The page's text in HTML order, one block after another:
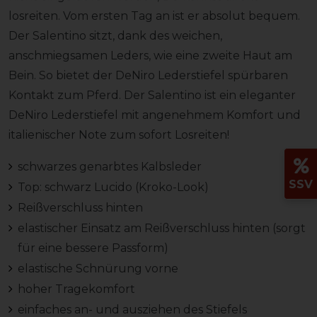
losreiten. Vom ersten Tag an ist er absolut bequem.
Der Salentino sitzt, dank des weichen,
anschmiegsamen Leders, wie eine zweite Haut am
Bein. So bietet der DeNiro Lederstiefel spürbaren
Kontakt zum Pferd. Der Salentino ist ein eleganter
DeNiro Lederstiefel mit angenehmem Komfort und
italienischer Note zum sofort Losreiten!
schwarzes genarbtes Kalbsleder
Top: schwarz Lucido (Kroko-Look)
Reißverschluss hinten
elastischer Einsatz am Reißverschluss hinten (sorgt
für eine bessere Passform)
elastische Schnürung vorne
hoher Tragekomfort
einfaches an- und ausziehen des Stiefels
SSV